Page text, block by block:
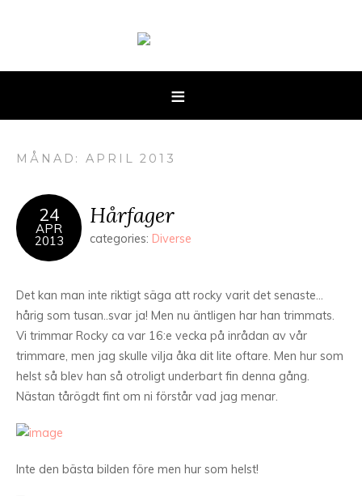
MÅNAD: APRIL 2013
24
APR
2013
Hårfager
categories: Diverse
Det kan man inte riktigt säga att rocky varit det senaste…
hårig som tusan..svar ja! Men nu äntligen har han trimmats.
Vi trimmar Rocky ca var 16:e vecka på inrådan av vår
trimmare, men jag skulle vilja åka dit lite oftare. Men hur som
helst så blev han så otroligt underbart fin denna gång.
Nästan tårögdt fint om ni förstår vad jag menar.
Inte den bästa bilden före men hur som helst!